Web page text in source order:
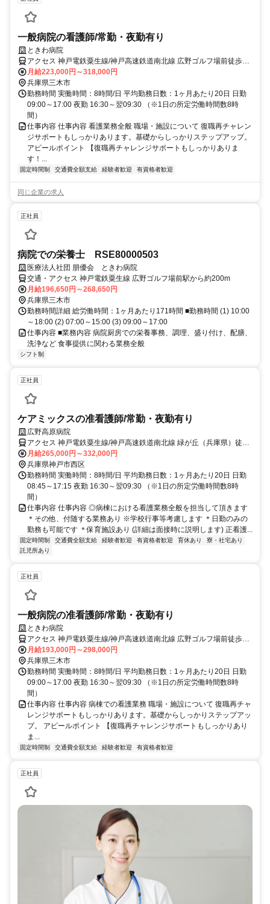
一般病院の看護師/常勤・夜勤有り
ときわ病院
アクセス 神戸電鉄粟生線/神戸高速鉄道南北線 広野ゴルフ場前徒歩約
4分、神戸電鉄粟生線/神戸高速鉄道南北線 緑が丘（兵庫県）徒歩約
12分、神戸電鉄粟生線/神戸高速鉄道南北線 志染西改札口徒歩約23分
月給223,000円～318,000円
兵庫県三木市
勤務時間 実働時間：8時間/日 平均勤務日数：1ヶ月あたり20日 日勤
09:00～17:00 夜勤 16:30～翌09:30 （※1日の所定労働時間数8時
間）
仕事内容 仕事内容 看護業務全般 職場・施設について 復職再チャレン
ジサポートもしっかりあります。基礎からしっかりステップアップ。
アピールポイント 【復職再チャレンジサポートもしっかりありま
す！...
固定時間制 交通費全額支給 経験者歓迎 有資格者歓迎
同じ企業の求人
正社員
病院での栄養士 RSE80000503
医療法人社団 朋優会 ときわ病院
交通・アクセス 神戸電鉄粟生線 広野ゴルフ場前駅から約200m
月給196,650円～268,650円
兵庫県三木市
勤務時間詳細 総労働時間：1ヶ月あたり171時間 ■勤務時間 (1) 10:00
～18:00 (2) 07:00～15:00 (3) 09:00～17:00
仕事内容 ■業務内容 病院厨房での栄養事務、調理、盛り付け、配膳、
洗浄など 食事提供に関わる業務全般
シフト制
正社員
ケアミックスの准看護師/常勤・夜勤有り
広野高原病院
アクセス 神戸電鉄粟生線/神戸高速鉄道南北線 緑が丘（兵庫県）徒歩
約13分、神戸電鉄粟生線/神戸高速鉄道南北線 押部谷徒歩約17分、神
戸電鉄粟生線/神戸高速鉄道南北線 広野ゴルフ場前徒歩約21分
月給265,000円～332,000円
兵庫県神戸市西区
勤務時間 実働時間：8時間/日 平均勤務日数：1ヶ月あたり20日 日勤
08:45～17:15 夜勤 16:30～翌09:30 （※1日の所定労働時間数8時
間）
仕事内容 仕事内容 ◎病棟における看護業務全般を担当して頂きます
＊その他、付随する業務あり ※学校行事等考慮します ＊日勤のみの
勤務も可能です ＊保育施設あり (詳細は面接時に説明します) 正看護...
固定時間制 交通費全額支給 経験者歓迎 有資格者歓迎 育休あり
寮・社宅あり
託児所あり
正社員
一般病院の准看護師/常勤・夜勤有り
ときわ病院
アクセス 神戸電鉄粟生線/神戸高速鉄道南北線 広野ゴルフ場前徒歩約
4分、神戸電鉄粟生線/神戸高速鉄道南北線 緑が丘（兵庫県）徒歩約
12分、神戸電鉄粟生線/神戸高速鉄道南北線 志染西改札口徒歩約23分
月給193,000円～298,000円
兵庫県三木市
勤務時間 実働時間：8時間/日 平均勤務日数：1ヶ月あたり20日 日勤
09:00～17:00 夜勤 16:30～翌09:30 （※1日の所定労働時間数8時
間）
仕事内容 仕事内容 病棟での看護業務 職場・施設について 復職再チャ
レンジサポートもしっかりあります。基礎からしっかりステップアッ
プ。 アピールポイント 【復職再チャレンジサポートもしっかりあり
ま...
固定時間制 交通費全額支給 経験者歓迎 有資格者歓迎
正社員